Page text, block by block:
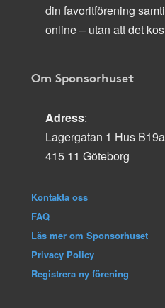
din favoritförening
online – utan att det
Om Sponsorhuset
Adress:
Lagergatan 1 Hus
415 11 Göteborg
Kontakta oss
FAQ
Läs mer om Sponsorhuset
Privacy Policy
Registrera ny förening